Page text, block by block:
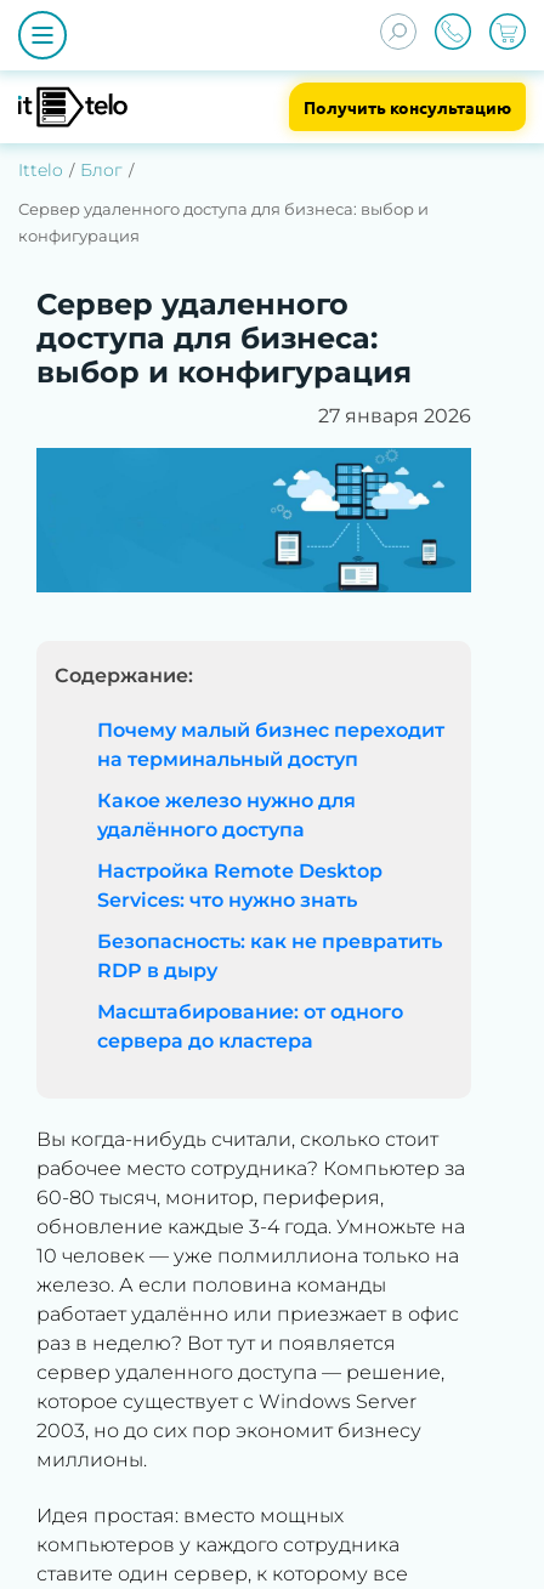
Получить консультацию
Ittelo Блог
Сервер удаленного доступа для бизнеса: выбор и
конфигурация
Сервер удаленного
доступа для бизнеса:
выбор и конфигурация
27 января 2026
Содержание:
Почему малый бизнес переходит
на терминальный доступ
Какое железо нужно для
удалённого доступа
Настройка Remote Desktop
Services: что нужно знать
Безопасность: как не превратить
RDP в дыру
Масштабирование: от одного
сервера до кластера
Вы когда-нибудь считали, сколько стоит
рабочее место сотрудника? Компьютер за
60-80 тысяч, монитор, периферия,
обновление каждые 3-4 года. Умножьте на
10 человек — уже полмиллиона только на
железо. А если половина команды
работает удалённо или приезжает в офис
раз в неделю? Вот тут и появляется
сервер удаленного доступа — решение,
которое существует с Windows Server
2003, но до сих пор экономит бизнесу
миллионы.
Идея простая: вместо мощных
компьютеров у каждого сотрудника
ставите один сервер, к которому все